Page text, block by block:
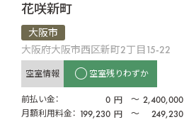
花咲新町
大阪市
大阪府大阪市西区新町2丁目15-22
空室情報 空室残りわずか
前払い金： 0 円 〜 2,400,000
月額利用料金： 199,230 円 〜 249,230